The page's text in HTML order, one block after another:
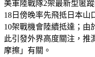
美軍陸戰隊2架最新型匿蹤
18日傍晚率先飛抵日本山
10架戰機會陸續抵達；由
此引發外界高度關注，推
摩擦」有關。